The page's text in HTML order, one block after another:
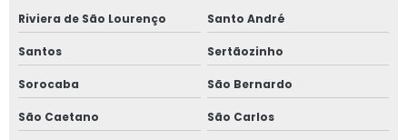
Riviera de São Lourenço Santo André
Santos Sertãozinho
Sorocaba São Bernardo
São Caetano São Carlos